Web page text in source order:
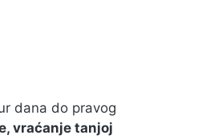
dana do pravog
vraćanje tanjoj